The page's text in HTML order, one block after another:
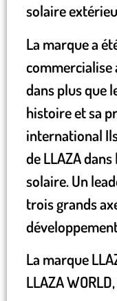
solaire
La marque a
commercialise
dans plus que
histoire et sa
international
de LLAZA
solaire. Un
trois grands
La marque
LLAZA